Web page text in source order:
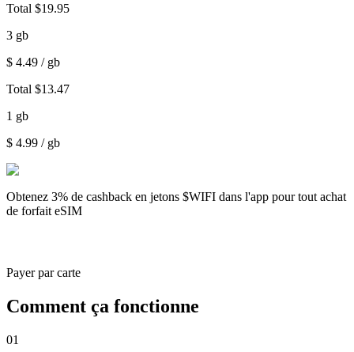
Total $19.95
3 gb
$ 4.49 / gb
Total $13.47
1 gb
$ 4.99 / gb
Obtenez 3% de cashback en jetons $WIFI dans l'app pour tout achat
de forfait eSIM
Payer par carte
Comment ça fonctionne
01